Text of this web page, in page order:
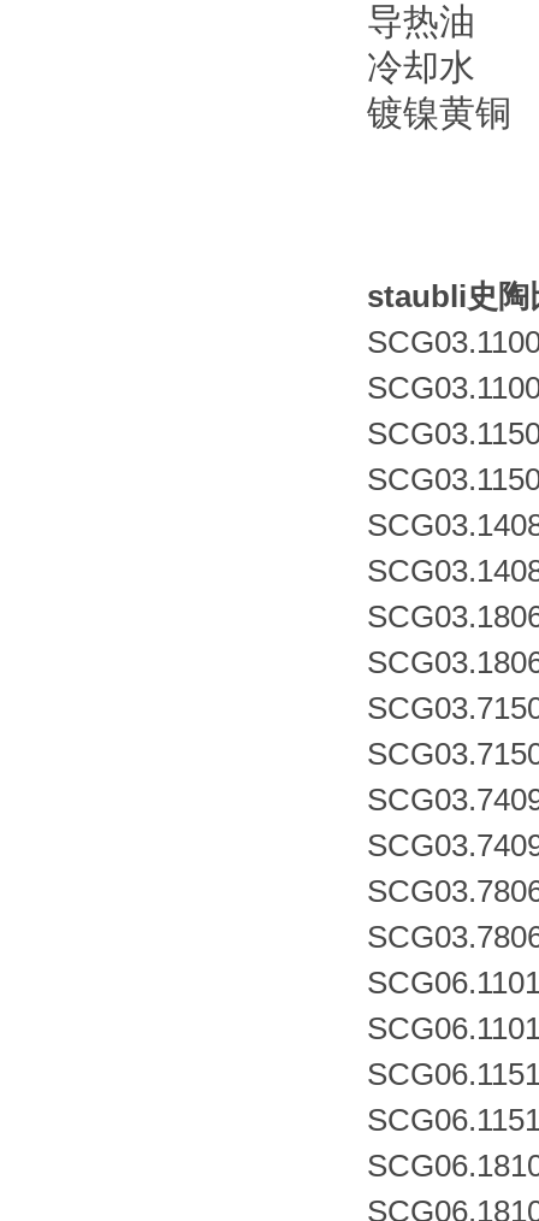
导热油
冷却水
镀镍黄铜
staubli史陶